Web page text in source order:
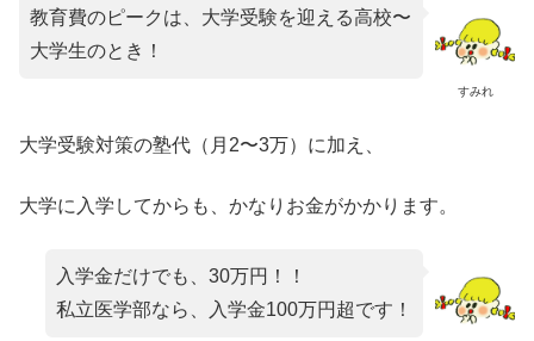
すみれ
教育費のピークは、大学受験を迎える高校〜
大学生のとき！
大学受験対策の塾代（月2〜3万）に加え、
大学に入学してからも、かなりお金がかかります。
入学金だけでも、30万円！！
私立医学部なら、入学金100万円超です！